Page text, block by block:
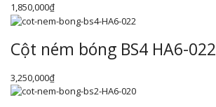
1,850,000₫
Cột ném bóng BS4 HA6-022
3,250,000₫